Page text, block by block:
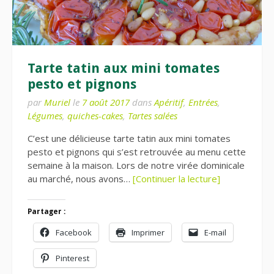
Tarte tatin aux mini tomates
pesto et pignons
par Muriel le 7 août 2017dansApéritif, Entrées,
Légumes, quiches-cakes, Tartes salées
C’est une délicieuse tarte tatin aux mini tomates
pesto et pignons qui s’est retrouvée au menu cette
semaine à la maison. Lors de notre virée dominicale
au marché, nous avons… [Continuer la lecture]
Partager :
Facebook Imprimer E-mail
Pinterest